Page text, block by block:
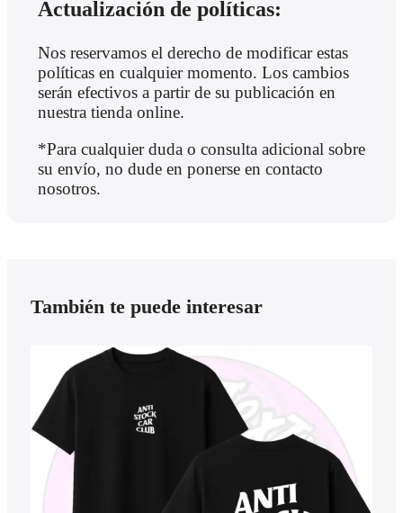
Actualización de políticas:
Nos reservamos el derecho de modificar estas
políticas en cualquier momento. Los cambios
serán efectivos a partir de su publicación en
nuestra tienda online.
*Para cualquier duda o consulta adicional sobre
su envío, no dude en ponerse en contacto
nosotros.
También te puede interesar